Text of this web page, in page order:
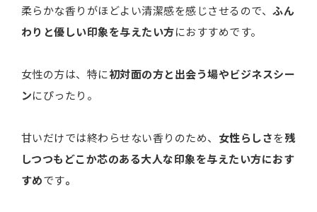
柔らかな香りがほどよい清潔感を感じさせるので、ふん
わりと優しい印象を与えたい方におすすめです。
女性の方は、特に初対面の方と出会う場やビジネスシー
ンにぴったり。
甘いだけでは終わらせない香りのため、 女性らしさを残
しつつもどこか芯のある大人な印象を与えたい方におす
すめです。